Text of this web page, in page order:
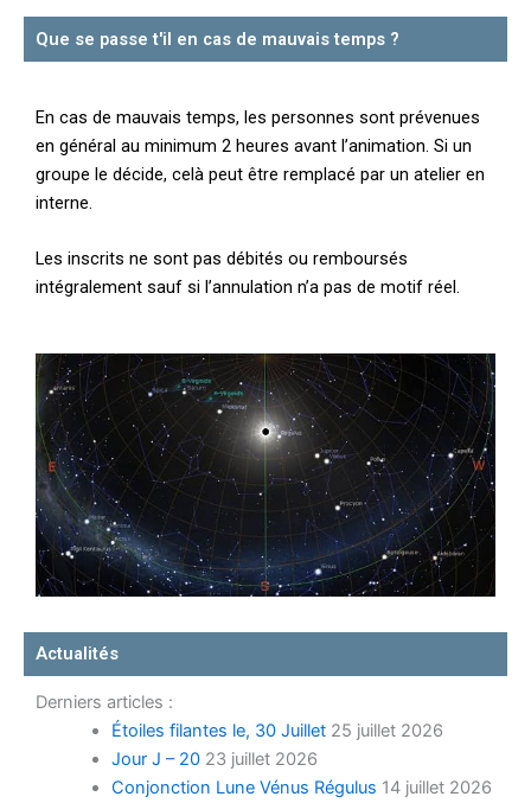
Que se passe t'il en cas de mauvais temps ?
En cas de mauvais temps, les personnes sont prévenues
en général au minimum 2 heures avant l’animation. Si un
groupe le décide, celà peut être remplacé par un atelier en
interne.
Les inscrits ne sont pas débités ou remboursés
intégralement sauf si l’annulation n’a pas de motif réel.
Actualités
Derniers articles :
Étoiles filantes le, 30 Juillet 25 juillet 2026
Jour J – 20 23 juillet 2026
Conjonction Lune Vénus Régulus 14 juillet 2026